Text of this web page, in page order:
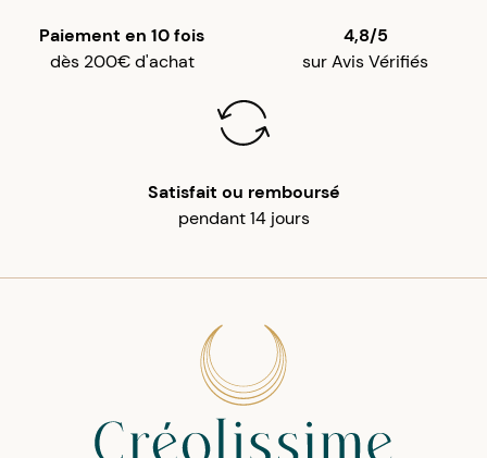
Paiement en 10 fois
dès 200€ d'achat
4,8/5
sur Avis Vérifiés
Satisfait ou remboursé
pendant 14 jours